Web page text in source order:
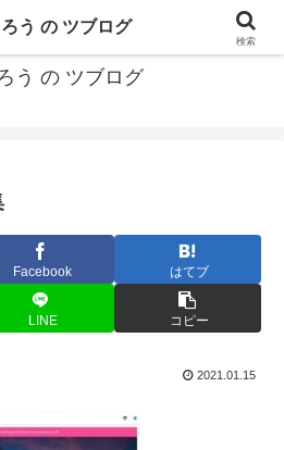
・キャリアとEコマースについて発信
う の ツブログ
Facebook はてブ
LINE コピー
2021.01.15
う の ツブログ
検索